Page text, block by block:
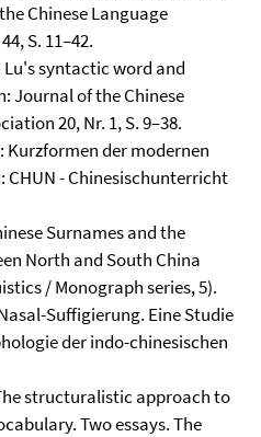
Chinese Language
S. 11–42.
Lu's syntactic word and
Journal of the Chinese
20, Nr. 1, S. 9–38.
Kurzformen der modernen
CHUN - Chinesischunterricht
Surnames and the
North and South China
/ Monograph series, 5).
Suffigierung. Eine Studie
der indo-chinesischen
structuralistic approach to
Two essays. The